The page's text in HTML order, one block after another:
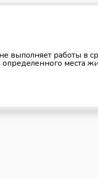
выполняет работы в
места